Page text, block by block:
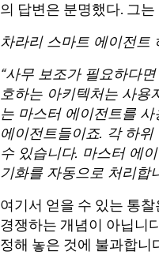
의 답변은 분명했다. 그
차라리 스마트 에이전트
“사무 보조가 필요하다
호하는 아키텍처는 사용
는 마스터 에이전트를
에이전트들이죠. 각 하
수 있습니다. 마스터 에
기화를 자동으로 처리합
여기서 얻을 수 있는 통
경쟁하는 개념이 아닙니
정해 놓은 것에 불과합니